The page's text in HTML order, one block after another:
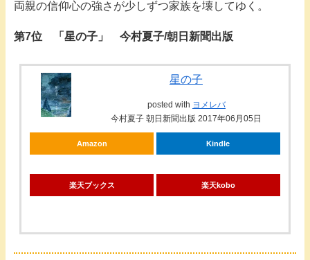
両親の信仰心の強さが少しずつ家族を壊してゆく。
第7位 「星の子」 今村夏子/朝日新聞出版
星の子
posted with ヨメレバ
今村夏子 朝日新聞出版 2017年06月05日
Amazon Kindle
楽天ブックス 楽天kobo